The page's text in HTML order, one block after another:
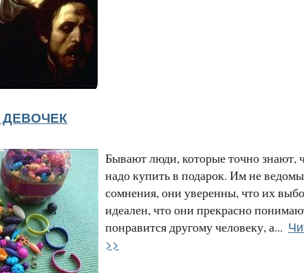
Бывают люди, которые точно знают,
надо купить в подарок. Им не ведомы
сомнения, они уверенны, что их
идеален, что они прекрасно
понравится другому человеку, а...
>>